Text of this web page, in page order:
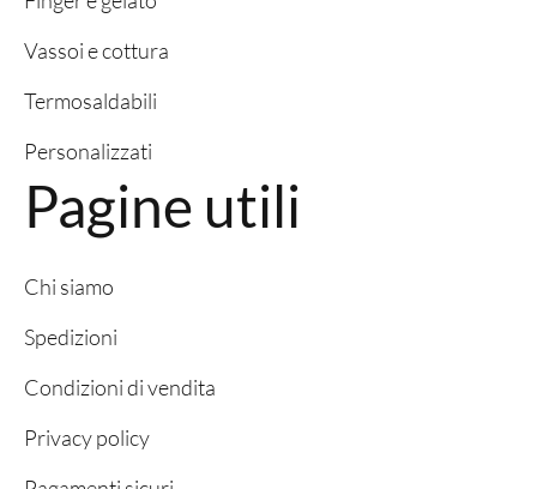
Vassoi e cottura
Termosaldabili
Personalizzati
Pagine utili
Chi siamo
Spedizioni
Condizioni di vendita
Privacy policy